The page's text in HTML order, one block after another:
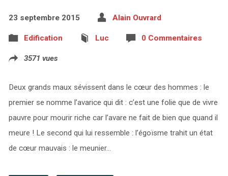
23 septembre 2015 Alain Ouvrard
Edification Luc 0 Commentaires
3571 vues
Deux grands maux sévissent dans le cœur des hommes : le
premier se nomme l’avarice qui dit : c’est une folie que de vivre
pauvre pour mourir riche car l’avare ne fait de bien que quand il
meure ! Le second qui lui ressemble : l’égoïsme trahit un état
de cœur mauvais : le meunier…